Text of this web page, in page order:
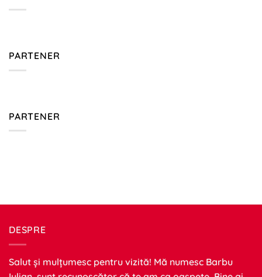
PARTENER
PARTENER
DESPRE
Salut și mulțumesc pentru vizită! Mă numesc Barbu